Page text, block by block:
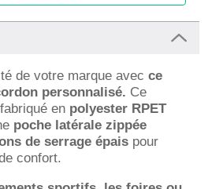
de votre marque avecce
personnalisé. Ce
en polyester RPET
poche latérale zippée
de serrage épais pour
confort.